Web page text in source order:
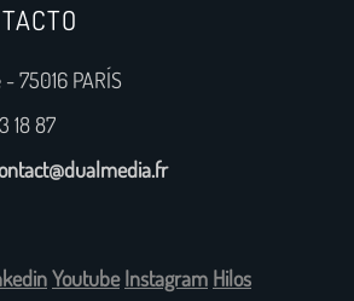
75016 PARÍS
18 87
Youtube Instagram Hilos